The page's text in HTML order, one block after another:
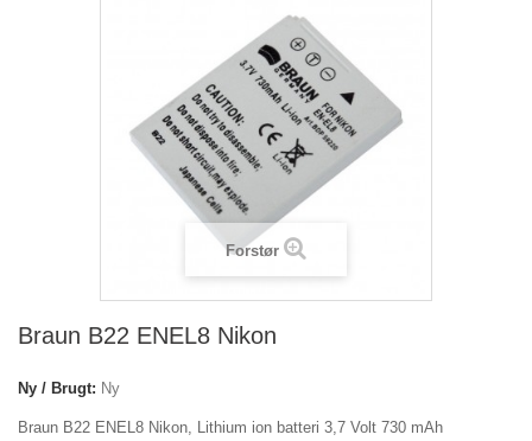
Forstør
Braun B22 ENEL8 Nikon
Ny / Brugt: Ny
Braun B22 ENEL8 Nikon, Lithium ion batteri 3,7 Volt 730 mAh